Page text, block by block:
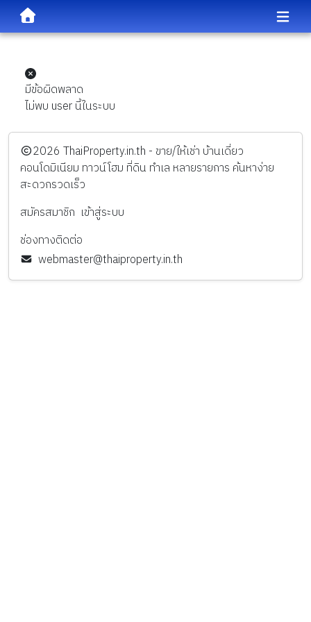
มีข้อผิดพลาด
ไม่พบ user นี้ในระบบ
️2026 ThaiProperty.in.th - ขาย/ให้เช่า บ้านเดี่ยว
คอนโดมิเนียม ทาวน์โฮม ที่ดิน ทำเล หลายรายการ ค้นหาง่าย
สะดวกรวดเร็ว
สมัครสมาชิก เข้าสู่ระบบ
ช่องทางติดต่อ
webmaster@thaiproperty.in.th